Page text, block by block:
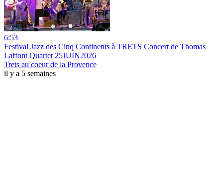
6:53
Festival Jazz des Cinq Continents à TRETS Concert de Thomas
Laffont Quartet 25JUIN2026
Trets au coeur de la Provence
il y a 5 semaines